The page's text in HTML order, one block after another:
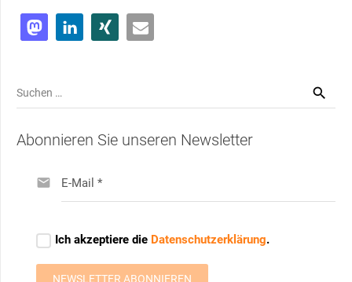
Suchen
nach:
Abonnieren Sie unseren Newsletter